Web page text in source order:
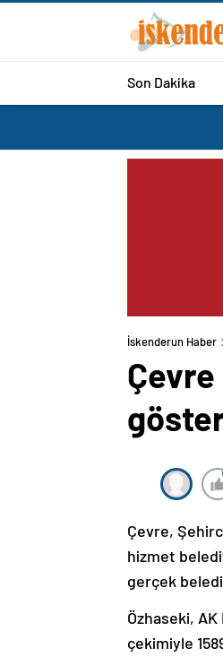
Son Dakika
İskenderun Haber
Çevre,
hizmet
gerçek
Özhaseki,
çekimiyle